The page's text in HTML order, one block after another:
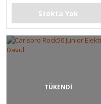
Stokta Yok
TÜKENDİ